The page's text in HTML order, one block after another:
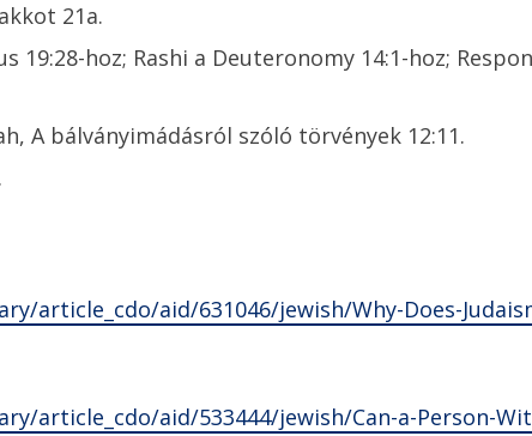
21a.
19:28-hoz; Rashi a Deuteronomy 14:1-hoz;
A bálványimádásról szóló törvények 12:11.
article_cdo/aid/631046/jewish/Why-Does-
article_cdo/aid/533444/jewish/Can-a-Person-